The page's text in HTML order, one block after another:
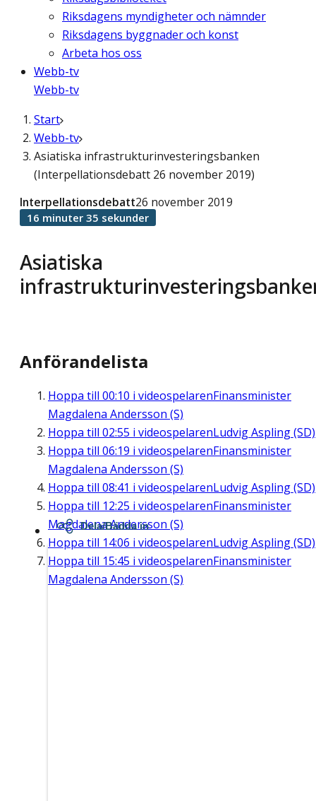
Riksdagens myndigheter och nämnder
Riksdagens byggnader och konst
Arbeta hos oss
Webb-tv
Webb-tv
Start
Webb-tv
Asiatiska infrastrukturinvesteringsbanken
(Interpellationsdebatt 26 november 2019)
Asiatiska
Interpellationsdebatt26 november 2019
16 minuter 35 sekunder
Anförandelista
Hoppa till 00:10 i videospelarenFinansminister
Magdalena Andersson (S)
Hoppa till 02:55 i videospelarenLudvig Aspling (SD)
Hoppa till 06:19 i videospelarenFinansminister
Magdalena Andersson (S)
Hoppa till 08:41 i videospelarenLudvig Aspling (SD)
Hoppa till 12:25 i videospelarenFinansminister
Magdalena Andersson (S)
Hoppa till 14:06 i videospelarenLudvig Aspling (SD)
Hoppa till 15:45 i videospelarenFinansminister
Magdalena Andersson (S)
Dela/Bädda in